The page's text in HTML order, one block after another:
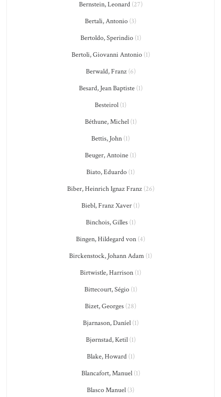
Bernstein, Leonard(27)
Bertali, Antonio (3)
Bertoldo, Sperindio(1)
Bertoli, Giovanni Antonio(1)
Berwald, Franz(6)
Besard, Jean Baptiste(1)
Besteirol (1)
Béthune, Michel(1)
Bettis, John (1)
Beuger, Antoine (1)
Biato, Eduardo (1)
Biber, Heinrich Ignaz Franz(26)
Biebl, Franz Xaver (1)
Binchois, Gilles(1)
Bingen, Hildegard von (4)
Birckenstock, Johann Adam (1)
Birtwistle, Harrison (1)
Bittecourt, Ségio(1)
Bizet, Georges (28)
Bjarnason, Daníel(1)
Bjørnstad, Ketil(1)
Blake, Howard(1)
Blancafort, Manuel(1)
Blasco Manuel (3)